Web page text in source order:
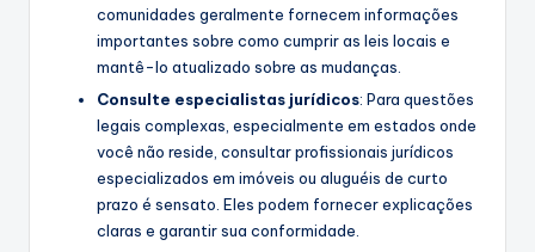
comunidades geralmente fornecem informações
importantes sobre como cumprir as leis locais e
mantê-lo atualizado sobre as mudanças.
Consulte especialistas jurídicos: Para questões
legais complexas, especialmente em estados onde
você não reside, consultar profissionais jurídicos
especializados em imóveis ou aluguéis de curto
prazo é sensato. Eles podem fornecer explicações
claras e garantir sua conformidade.